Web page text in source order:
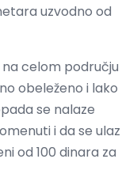
uzvodno od
celom području
obeleženo i lako
se nalaze
i da se ulaz
od 100 dinara za